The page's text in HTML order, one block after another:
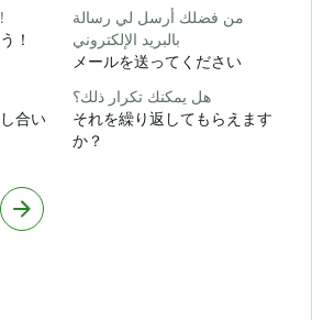
شكرا لك على مساعدتك!
！
من فضلك أرسل لي رسالة
بالبريد الإلكتروني
メールを送ってください
合い
هل يمكنك تكرار ذلك؟
それを繰り返してもらえます
か？